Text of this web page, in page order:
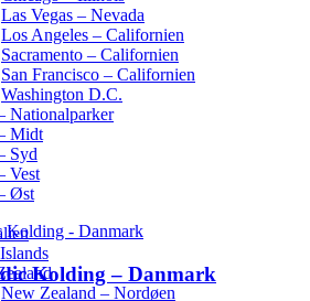
Las Vegas – Nevada
Los Angeles – Californien
Sacramento – Californien
San Francisco – Californien
Washington D.C.
Nationalparker
Midt
Syd
Vest
Øst
New Zealand – Nordøen
Kolding – Danmark